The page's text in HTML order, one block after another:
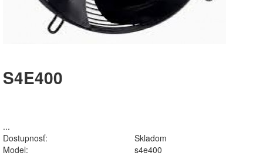
S4E400
...
Dostupnosť:
Skladom
Model:
s4e400